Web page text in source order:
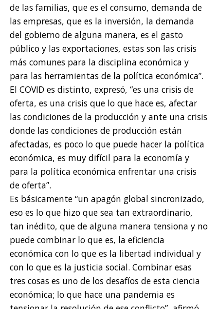
de las familias, que es el consumo, demanda de
las empresas, que es la inversión, la demanda
del gobierno de alguna manera, es el gasto
público y las exportaciones, estas son las crisis
más comunes para la disciplina económica y
para las herramientas de la política económica”.
El COVID es distinto, expresó, “es una crisis de
oferta, es una crisis que lo que hace es, afectar
las condiciones de la producción y ante una crisis
donde las condiciones de producción están
afectadas, es poco lo que puede hacer la política
económica, es muy difícil para la economía y
para la política económica enfrentar una crisis
de oferta”.
Es básicamente “un apagón global sincronizado,
eso es lo que hizo que sea tan extraordinario,
tan inédito, que de alguna manera tensiona y no
puede combinar lo que es, la eficiencia
económica con lo que es la libertad individual y
con lo que es la justicia social. Combinar esas
tres cosas es uno de los desafíos de esta ciencia
económica; lo que hace una pandemia es